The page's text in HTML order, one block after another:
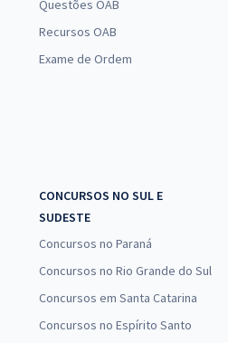
Questões OAB
Recursos OAB
Exame de Ordem
CONCURSOS NO SUL E
SUDESTE
Concursos no Paraná
Concursos no Rio Grande do Sul
Concursos em Santa Catarina
Concursos no Espírito Santo